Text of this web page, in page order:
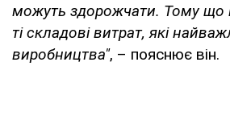
можуть здорожчати. Тому що
ті складові витрат, які
виробництва", – пояснює він.